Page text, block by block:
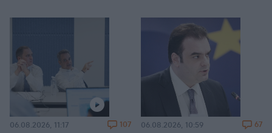
06.08.2026, 11:17 107 06.08.2026, 10:59 67